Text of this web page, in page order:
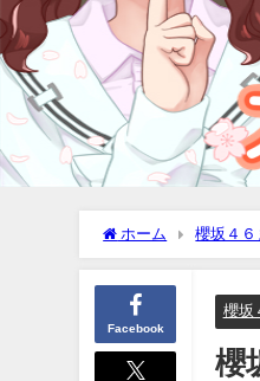
ホーム 櫻坂４６
Facebook
櫻坂
櫻